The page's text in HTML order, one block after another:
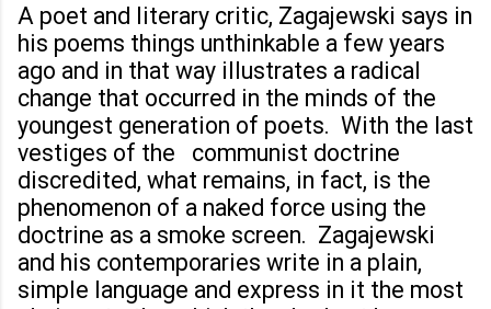
A poet and literary critic, Zagajewski says in
his poems things unthinkable a few years
ago and in that way illustrates a radical
change that occurred in the minds of the
youngest generation of poets. With the last
vestiges of the communist doctrine
discredited, what remains, in fact, is the
phenomenon of a naked force using the
doctrine as a smoke screen. Zagajewski
and his contemporaries write in a plain,
simple language and express in it the most